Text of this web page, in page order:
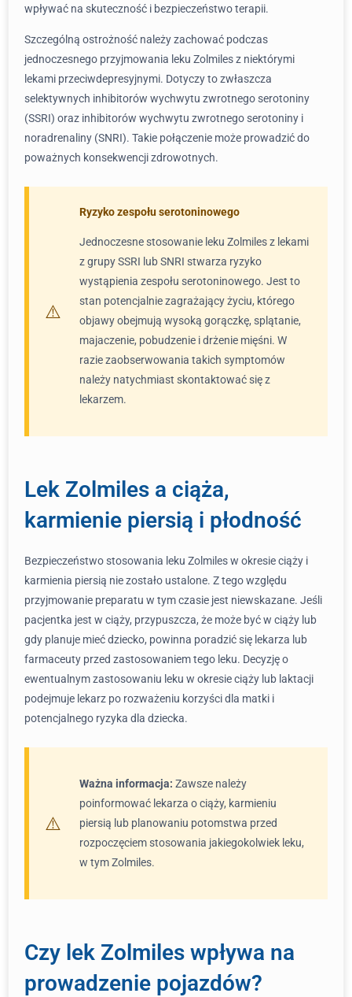
wpływać na skuteczność i bezpieczeństwo terapii.
Szczególną ostrożność należy zachować podczas
jednoczesnego przyjmowania leku Zolmiles z niektórymi
lekami przeciwdepresyjnymi. Dotyczy to zwłaszcza
selektywnych inhibitorów wychwytu zwrotnego serotoniny
(SSRI) oraz inhibitorów wychwytu zwrotnego serotoniny i
noradrenaliny (SNRI). Takie połączenie może prowadzić do
poważnych konsekwencji zdrowotnych.
Ryzyko zespołu serotoninowego
Jednoczesne stosowanie leku Zolmiles z lekami
z grupy SSRI lub SNRI stwarza ryzyko
wystąpienia zespołu serotoninowego. Jest to
stan potencjalnie zagrażający życiu, którego
objawy obejmują wysoką gorączkę, splątanie,
majaczenie, pobudzenie i drżenie mięśni. W
razie zaobserwowania takich symptomów
należy natychmiast skontaktować się z
lekarzem.
Lek Zolmiles a ciąża,
karmienie piersią i płodność
Bezpieczeństwo stosowania leku Zolmiles w okresie ciąży i
karmienia piersią nie zostało ustalone. Z tego względu
przyjmowanie preparatu w tym czasie jest niewskazane. Jeśli
pacjentka jest w ciąży, przypuszcza, że może być w ciąży lub
gdy planuje mieć dziecko, powinna poradzić się lekarza lub
farmaceuty przed zastosowaniem tego leku. Decyzję o
ewentualnym zastosowaniu leku w okresie ciąży lub laktacji
podejmuje lekarz po rozważeniu korzyści dla matki i
potencjalnego ryzyka dla dziecka.
Ważna informacja: Zawsze należy
poinformować lekarza o ciąży, karmieniu
piersią lub planowaniu potomstwa przed
rozpoczęciem stosowania jakiegokolwiek leku,
w tym Zolmiles.
Czy lek Zolmiles wpływa na
prowadzenie pojazdów?